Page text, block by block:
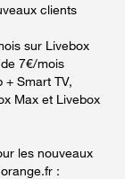
clients
sur Livebox
7€/mois
+ Smart TV,
Max et Livebox
les nouveaux
: